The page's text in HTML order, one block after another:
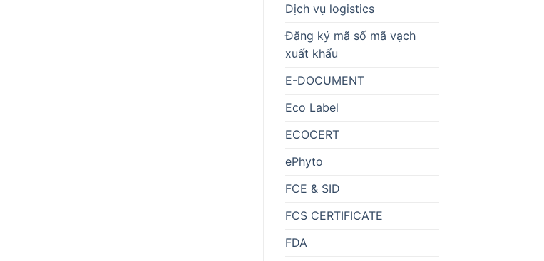
Dịch vụ logistics
Đăng ký mã số mã vạch
xuất khẩu
E-DOCUMENT
Eco Label
ECOCERT
ePhyto
FCE & SID
FCS CERTIFICATE
FDA